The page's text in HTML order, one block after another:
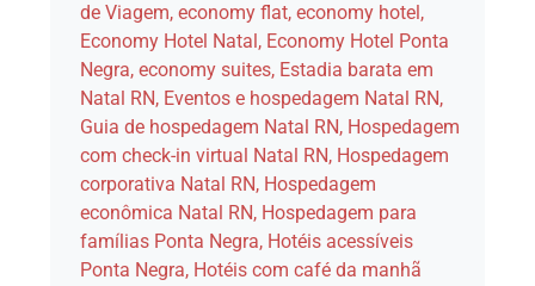
de Viagem, economy flat, economy hotel,
Economy Hotel Natal, Economy Hotel Ponta
Negra, economy suites, Estadia barata em
Natal RN, Eventos e hospedagem Natal RN,
Guia de hospedagem Natal RN, Hospedagem
com check-in virtual Natal RN, Hospedagem
corporativa Natal RN, Hospedagem
econômica Natal RN, Hospedagem para
famílias Ponta Negra, Hotéis acessíveis
Ponta Negra, Hotéis com café da manhã